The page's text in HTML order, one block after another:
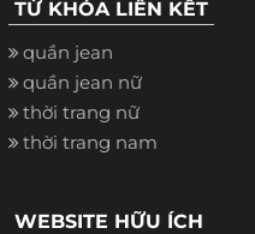
TỪ KHÓA LIÊN KẾT
quần jean
quần jean nữ
thời trang nữ
thời trang nam
WEBSITE HỮU ÍCH